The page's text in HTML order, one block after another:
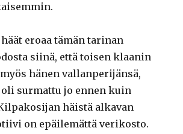
eroaa tämän tarinan
siinä, että toisen klaanin
hänen vallanperijänsä,
surmattu jo ennen kuin
häistä alkavan
on epäilemättä verikosto.